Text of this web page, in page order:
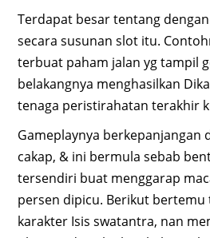
Terdapat besar tentang
secara susunan slot itu.
terbuat paham jalan yg tampil
belakangnya menghasilkan
tenaga peristirahatan terakhir
Gameplaynya berkepanjangan
cakap, & ini bermula sebab
tersendiri buat menggarap
persen dipicu. Berikut bertemu
karakter Isis swatantra, nan